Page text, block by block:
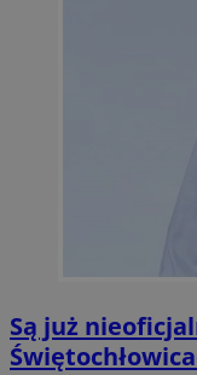
Są już